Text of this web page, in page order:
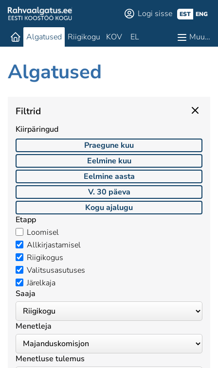
Logi sisse EST ENG
Algatused Riigikogu KOV EL Muu…
Algatused
Filtrid
Kiirpäringud
Praegune kuu
Eelmine kuu
Eelmine aasta
V. 30 päeva
Kogu ajalugu
Etapp
Loomisel
Allkirjastamisel
Riigikogus
Valitsusasutuses
Järelkaja
Saaja
Menetleja
Menetluse tulemus